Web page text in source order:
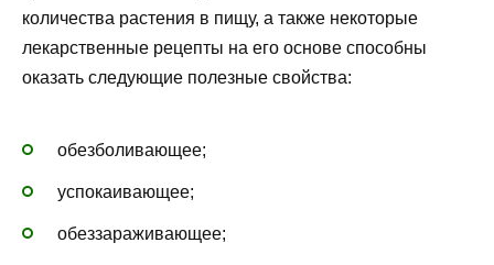
количества растения в пищу, а также некоторые
лекарственные рецепты на его основе способны
оказать следующие полезные свойства:
обезболивающее;
успокаивающее;
обеззараживающее;